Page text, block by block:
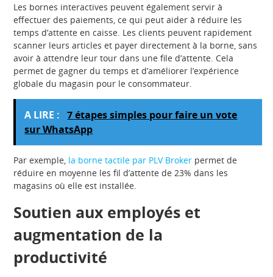
Les bornes interactives peuvent également servir à
effectuer des paiements, ce qui peut aider à réduire les
temps d’attente en caisse. Les clients peuvent rapidement
scanner leurs articles et payer directement à la borne, sans
avoir à attendre leur tour dans une file d’attente. Cela
permet de gagner du temps et d’améliorer l’expérience
globale du magasin pour le consommateur.
A LIRE :
7 étapes simples pour faire un vote
sur WhatsApp
Par exemple, la borne tactile par PLV Broker permet de
réduire en moyenne les fil d’attente de 23% dans les
magasins où elle est installée.
Soutien aux employés et
augmentation de la
productivité